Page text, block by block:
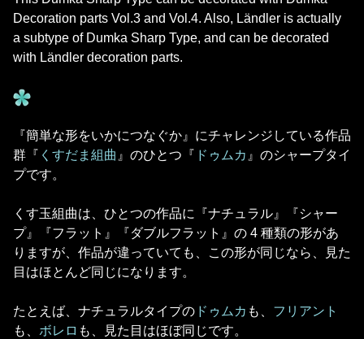
Decoration parts Vol.3 and Vol.4. Also, Ländler is actually
a subtype of Dumka Sharp Type, and can be decorated
with Ländler decoration parts.
『簡単な形をいかにつなぐか』にチャレンジしている作品
群『 くすだま組曲 』のひとつ『 ドゥムカ 』のシャープタイ
プです。
くす玉組曲は、ひとつの作品に『ナチュラル』『シャー
プ』『フラット』『ダブルフラット』の 4 種類の形があ
りますが、作品が違っていても、この形が同じなら、見た
目はほとんど同じになります。
たとえば、ナチュラルタイプの ドゥムカ も、 フリアント
も、 ボレロ も、見た目はほぼ同じです。